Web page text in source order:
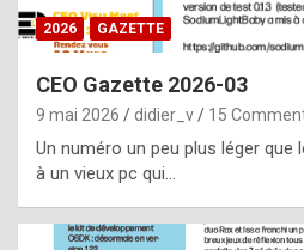
s
i
e
f
o
2026 GAZETTE
CEO Gazette 2026-03
9 mai 2026 didier_v 15
Un numéro un peu plus léger
à un vieux pc qui…